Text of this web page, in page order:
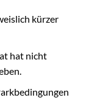
kürzer
hat nicht